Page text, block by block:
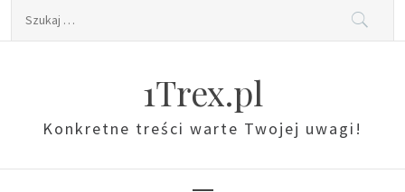
Szukaj:
1Trex.pl
Konkretne treści warte Twojej uwagi!